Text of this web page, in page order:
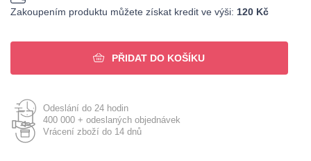
Zakoupením produktu můžete získat kredit ve výši: 120 Kč
PŘIDAT DO KOŠÍKU
Odeslání do 24 hodin
400 000 + odeslaných objednávek
Vrácení zboží do 14 dnů